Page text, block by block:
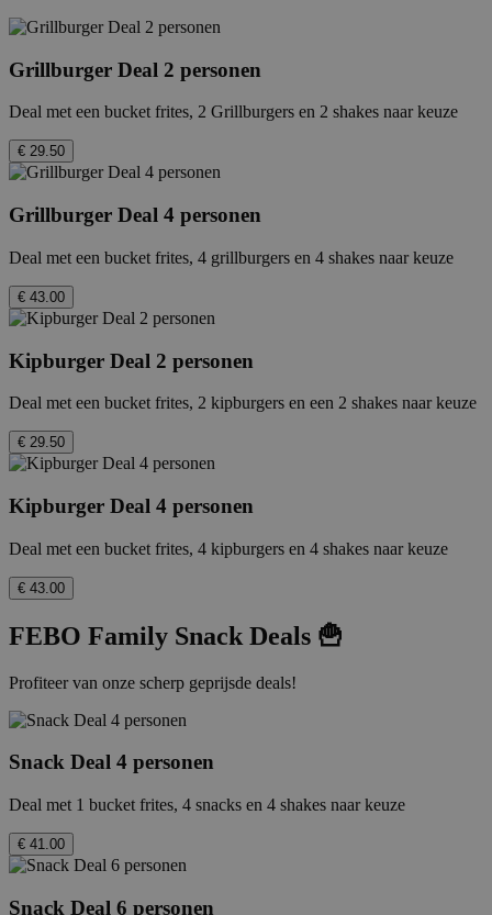
Grillburger Deal 2 personen
Deal met een bucket frites, 2 Grillburgers en 2 shakes naar keuze
€ 29.50
Grillburger Deal 4 personen
Deal met een bucket frites, 4 grillburgers en 4 shakes naar keuze
€ 43.00
Kipburger Deal 2 personen
Deal met een bucket frites, 2 kipburgers en een 2 shakes naar keuze
€ 29.50
Kipburger Deal 4 personen
Deal met een bucket frites, 4 kipburgers en 4 shakes naar keuze
€ 43.00
FEBO Family Snack Deals 🍟
Profiteer van onze scherp geprijsde deals!
Snack Deal 4 personen
Deal met 1 bucket frites, 4 snacks en 4 shakes naar keuze
€ 41.00
Snack Deal 6 personen